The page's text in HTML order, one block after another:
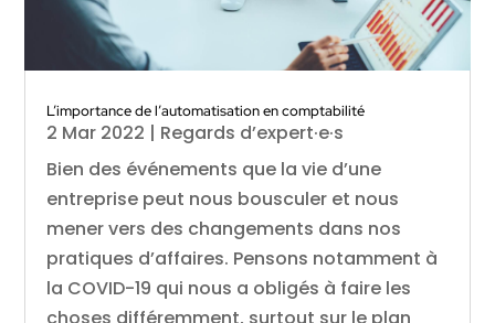
L’importance de l’automatisation en comptabilité
2 Mar 2022 | Regards d’expert·e·s
Bien des événements que la vie d’une
entreprise peut nous bousculer et nous
mener vers des changements dans nos
pratiques d’affaires. Pensons notamment à
la COVID-19 qui nous a obligés à faire les